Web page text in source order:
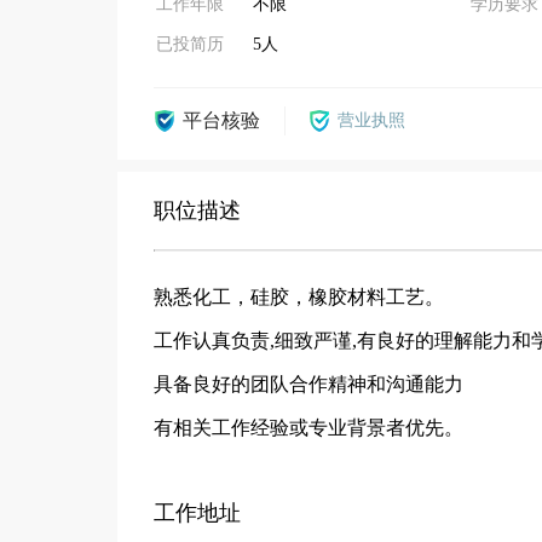
工作年限 不限
已投简历 5人
学历要求
平台核验 营业执照
职位描述
熟悉化工，硅胶，橡胶材料工艺。
工作认真负责,细致严谨,有良好的理解能力和
具备良好的团队合作精神和沟通能力
有相关工作经验或专业背景者优先。
工作地址